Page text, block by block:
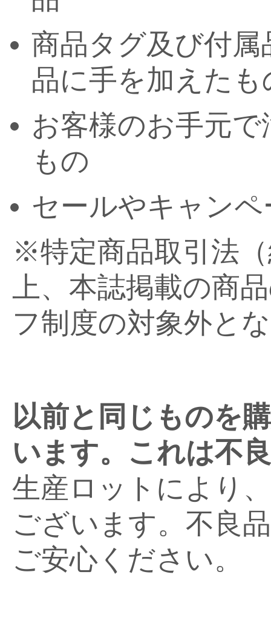
商品タグ及び付
品に手を加えたも
お客様のお手元
もの
セールやキャン
※特定商品取引法
上、本誌掲載の商
フ制度の対象外と
以前と同じものを
います。これは不
生産ロットにより
ございます。不良
ご安心ください。